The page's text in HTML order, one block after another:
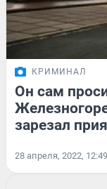
КРИМИНАЛ
Он сам
зарезал
28 апреля, 2022, 12:49